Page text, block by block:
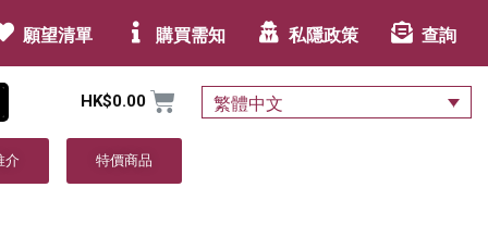
願望清單 購買需知 私隱政策 查詢
HK$0.00 繁體中文
介 特價商品